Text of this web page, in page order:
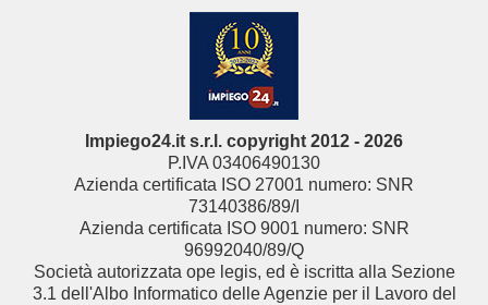
Impiego24.it s.r.l. copyright 2012 - 2026
P.IVA 03406490130
Azienda certificata ISO 27001 numero: SNR
73140386/89/I
Azienda certificata ISO 9001 numero: SNR
96992040/89/Q
Società autorizzata ope legis, ed è iscritta alla Sezione
3.1 dell'Albo Informatico delle Agenzie per il Lavoro del